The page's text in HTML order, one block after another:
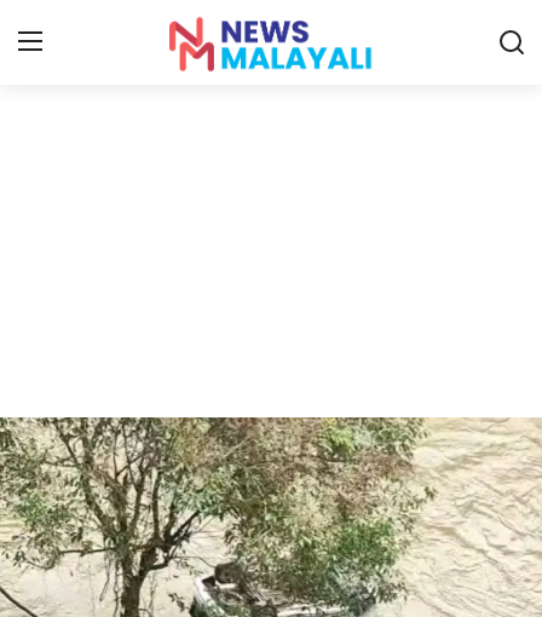
Entertainment
Sports
Food
Gulf News